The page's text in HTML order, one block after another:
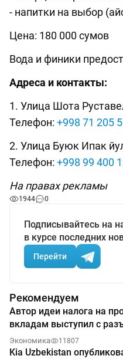
- напитки на выбор
Цена: 180 000 сумов
Вода и финики
Адреса и контакты:
1. Улица Шота
Телефон: +998 71 205
2. Улица Буюк Ипак
Телефон: +998 99 400
На правах рекламы
1944 0
Подписывайтесь на
в курсе последних
Перейти
Рекомендуем
Автор идеи налога на
вкладам выступил с
Экономика 11807
Kia Uzbekistan